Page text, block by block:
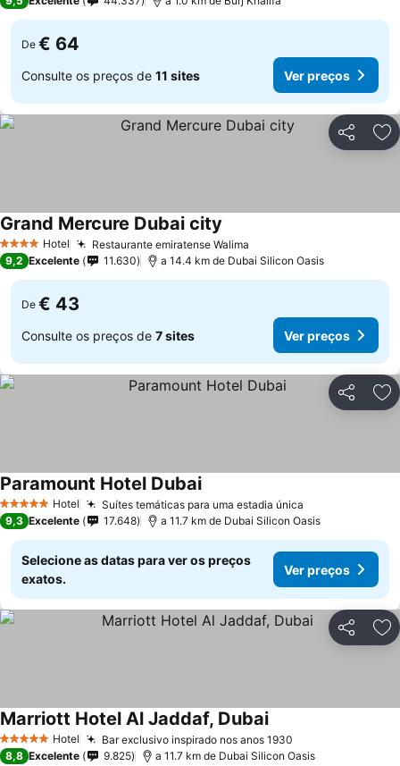
De € 64
Consulte os preços de 11 sites Ver preços
Partilhar
4 EstrelasHotel Restaurante emiratense Walima
Grand Mercure Dubai city
9,2 Excelente 11.630 a 14.4 km de Dubai Silicon Oasis
De € 43
Consulte os preços de 7 sites Ver preços
Partilhar
5 Estrelas Hotel Suítes temáticas para uma estadia única
Paramount Hotel DubaiVer preços
9,3 Excelente 17.648 a 11.7 km de Dubai Silicon Oasis
Selecione as datas para ver os preços
exatos.
Ver preços
Partilhar
5 Estrelas Hotel Bar exclusivo inspirado nos anos 1930
Marriott Hotel Al Jaddaf, DubaiVer preços
8,8 Excelente 9.825 a 11.7 km de Dubai Silicon Oasis